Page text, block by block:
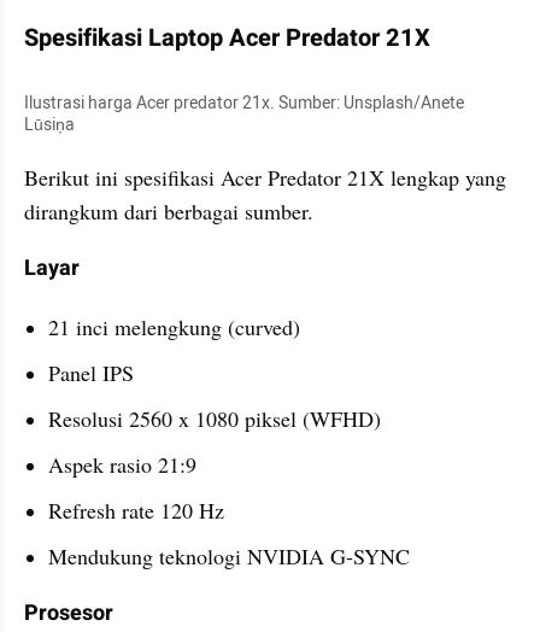
Spesifikasi Laptop Acer Predator 21X
Ilustrasi harga Acer predator 21x. Sumber: Unsplash/Anete
Lūsiņa
Berikut ini spesifikasi Acer Predator 21X lengkap yang
dirangkum dari berbagai sumber.
Layar
21 inci melengkung (curved)
Panel IPS
Resolusi 2560 x 1080 piksel (WFHD)
Aspek rasio 21:9
Refresh rate 120 Hz
Mendukung teknologi NVIDIA G-SYNC
Prosesor